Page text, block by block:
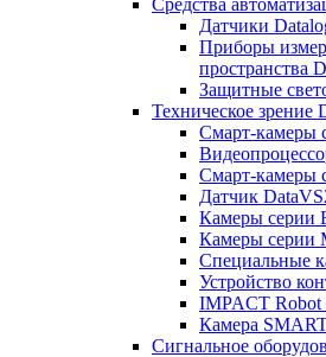
Средства
Датчики
Приборы
пространства
Защитные
Техническое зрение
Смарт-камеры
Смарт-камеры
Датчик
Камеры серии
Камеры серии
Специальные
Устройство
IMPACT Robot
Камера
Cигнальное